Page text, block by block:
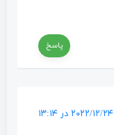
پاسخ
۲۰۲۲/۱۲/۲۴ در ۱۳:۱۴